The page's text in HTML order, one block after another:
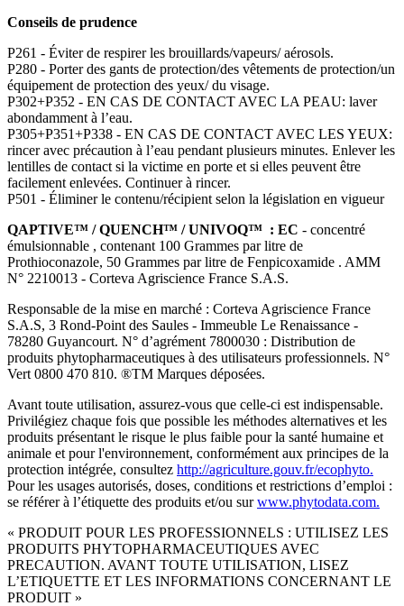
Conseils de prudence
P261 - Éviter de respirer les brouillards/vapeurs/ aérosols.
P280 - Porter des gants de protection/des vêtements de protection/un
équipement de protection des yeux/ du visage.
P302+P352 - EN CAS DE CONTACT AVEC LA PEAU: laver
abondamment à l’eau.
P305+P351+P338 - EN CAS DE CONTACT AVEC LES YEUX:
rincer avec précaution à l’eau pendant plusieurs minutes. Enlever les
lentilles de contact si la victime en porte et si elles peuvent être
facilement enlevées. Continuer à rincer.
P501 - Éliminer le contenu/récipient selon la législation en vigueur
QAPTIVE™ / QUENCH™ / UNIVOQ™ : EC - concentré
émulsionnable , contenant 100 Grammes par litre de
Prothioconazole, 50 Grammes par litre de Fenpicoxamide . AMM
N° 2210013 - Corteva Agriscience France S.A.S.
Responsable de la mise en marché : Corteva Agriscience France
S.A.S, 3 Rond-Point des Saules - Immeuble Le Renaissance -
78280 Guyancourt. N° d’agrément 7800030 : Distribution de
produits phytopharmaceutiques à des utilisateurs professionnels. N°
Vert 0800 470 810. ®TM Marques déposées.
Avant toute utilisation, assurez-vous que celle-ci est indispensable.
Privilégiez chaque fois que possible les méthodes alternatives et les
produits présentant le risque le plus faible pour la santé humaine et
animale et pour l'environnement, conformément aux principes de la
protection intégrée, consultez http://agriculture.gouv.fr/ecophyto.
Pour les usages autorisés, doses, conditions et restrictions d’emploi :
se référer à l’étiquette des produits et/ou surwww.phytodata.com.
« PRODUIT POUR LES PROFESSIONNELS : UTILISEZ LES
PRODUITS PHYTOPHARMACEUTIQUES AVEC
PRECAUTION. AVANT TOUTE UTILISATION, LISEZ
L’ETIQUETTE ET LES INFORMATIONS CONCERNANT LE
PRODUIT »